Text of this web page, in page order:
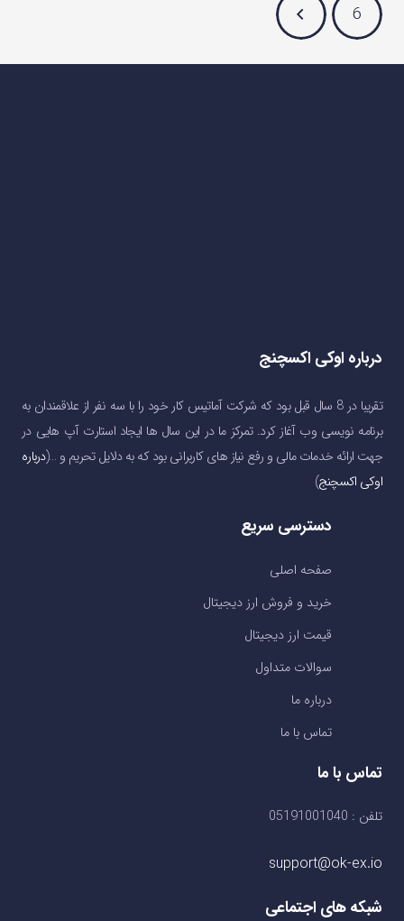
6
درباره اوکی اکسچنج
تقریبا در 8 سال قبل بود که شرکت آماتیس کار خود را با سه نفر از علاقمندان به
برنامه نویسی وب آغاز کرد. تمرکز ما در این سال ها ایجاد استارت آپ هایی در
جهت ارائه خدمات مالی و رفع نیاز های کاربرانی بود که به دلایل تحریم و …(درباره
اوکی اکسچنج)
دسترسی سریع
صفحه اصلی
خرید و فروش ارز دیجیتال
قیمت ارز دیجیتال
سوالات متداول
درباره ما
تماس با ما
تماس با ما
تلفن : 05191001040
support@ok-ex.io
شبکه های اجتماعی